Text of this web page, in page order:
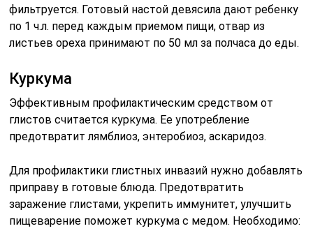
фильтруется. Готовый настой девясила дают ребенку
по 1 ч.л. перед каждым приемом пищи, отвар из
листьев ореха принимают по 50 мл за полчаса до еды.
Куркума
Эффективным профилактическим средством от
глистов считается куркума. Ее употребление
предотвратит лямблиоз, энтеробиоз, аскаридоз.
Для профилактики глистных инвазий нужно добавлять
приправу в готовые блюда. Предотвратить
заражение глистами, укрепить иммунитет, улучшить
пищеварение поможет куркума с медом. Необходимо: